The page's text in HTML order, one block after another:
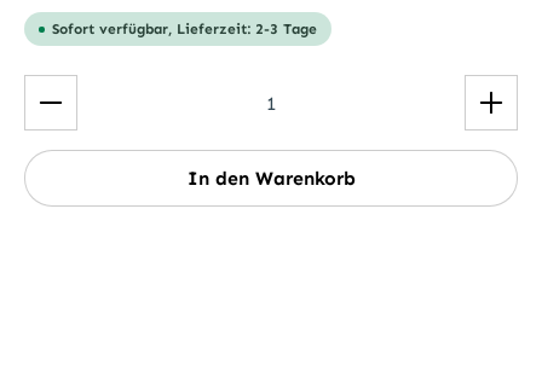
Sofort verfügbar, Lieferzeit: 2-3 Tage
Produkt Anzahl: Gib den gewünschten Wert ein
In den Warenkorb